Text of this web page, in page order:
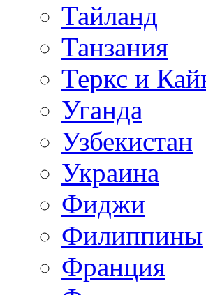
Тайланд
Танзания
Теркс и
Уганда
Узбекистан
Украина
Фиджи
Филиппины
Франция